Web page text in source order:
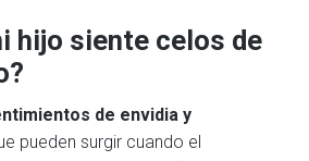
hijo siente celos de
de envidia y
pueden surgir cuando el